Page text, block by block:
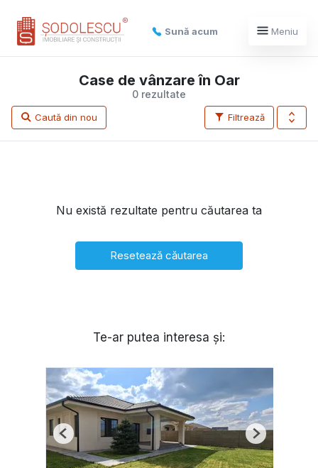
Sună acum Meniu
0 rezultate
Case de vânzare în Oar
Filtrează
Caută din nou
Nu există rezultate pentru căutarea ta
Resetează căutarea
Te-ar putea interesa și:
Previous Next